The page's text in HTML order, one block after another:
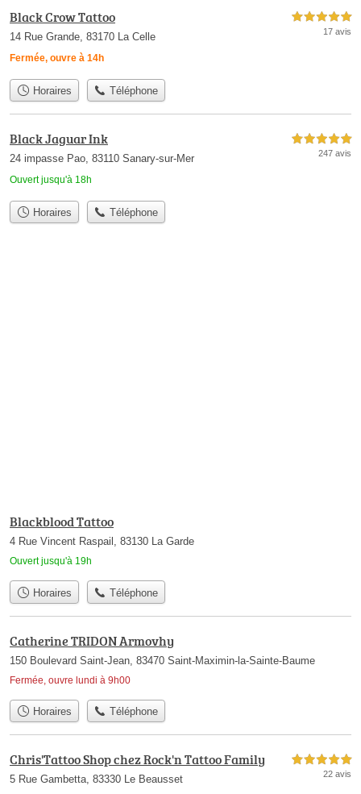
Black Crow Tattoo
14 Rue Grande, 83170 La Celle
Fermée, ouvre à 14h
5,0 étoiles sur 5
17 avis
Horaires Téléphone
Black Jaguar Ink
24 impasse Pao, 83110 Sanary-sur-Mer
Ouvert jusqu'à 18h
5,0 étoiles sur 5
247 avis
Horaires Téléphone
Blackblood Tattoo
4 Rue Vincent Raspail, 83130 La Garde
Ouvert jusqu'à 19h
Horaires Téléphone
Catherine TRIDON Armovhy
150 Boulevard Saint-Jean, 83470 Saint-Maximin-la-Sainte-Baume
Fermée, ouvre lundi à 9h00
Horaires Téléphone
Chris'Tattoo Shop chez Rock'n Tattoo Family
5 Rue Gambetta, 83330 Le Beausset
5,0 étoiles sur 5
22 avis